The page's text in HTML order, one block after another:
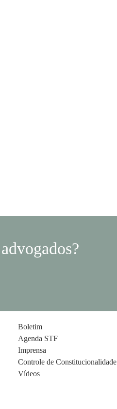
Boletim
Agenda STF
Imprensa
Controle de Constitucionalidade
Vídeos